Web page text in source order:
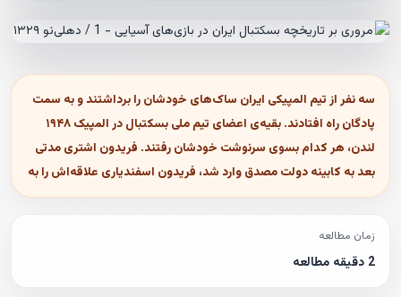
سه نفر از تیم المپیکی ایران ساک‌های خودشان را برداشتند و به سمت
پادگان راه افتادند. بقیه‌ی اعضای تیم ملی بسکتبال در المپیک ۱۹۴۸
لندن، هر کدام بسوی سرنوشت خودشان رفتند. فریدون اشتری مدتی
بعد به کابینه دولت مصدق وارد شد، فریدون اسفندیاری علاقه‌اش را به
زمان مطالعه
2 دقیقه مطالعه